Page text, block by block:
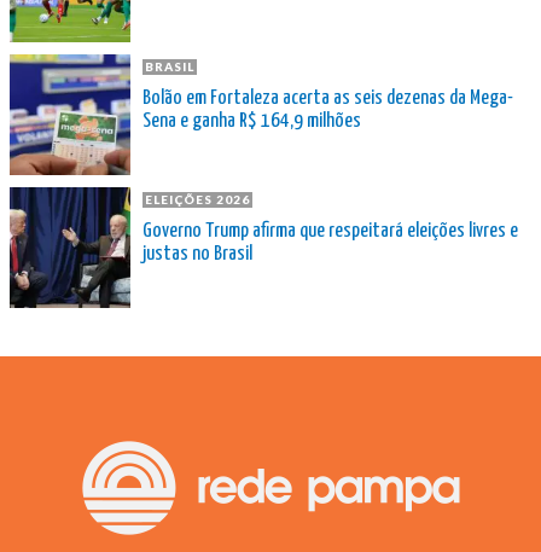
BRASIL
Bolão em Fortaleza acerta as seis dezenas da Mega-
Sena e ganha R$ 164,9 milhões
ELEIÇÕES 2026
Governo Trump afirma que respeitará eleições livres e
justas no Brasil